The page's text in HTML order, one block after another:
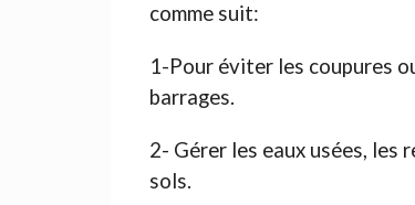
comme suit:
1-Pour éviter les coupures
barrages.
2- Gérer les eaux usées, les
sols.